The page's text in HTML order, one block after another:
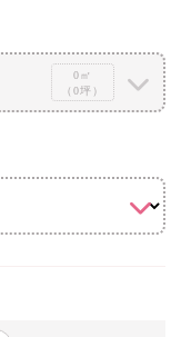
0㎡
（0坪）